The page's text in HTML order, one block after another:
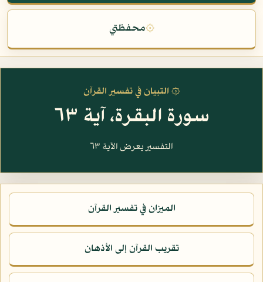
۞محفظتي
۞ التبيان في تفسير القرآن
سورة البقرة، آية ٦٣
التفسير يعرض الآية ٦٣
الميزان في تفسير القرآن
تقريب القرآن إلى الأذهان